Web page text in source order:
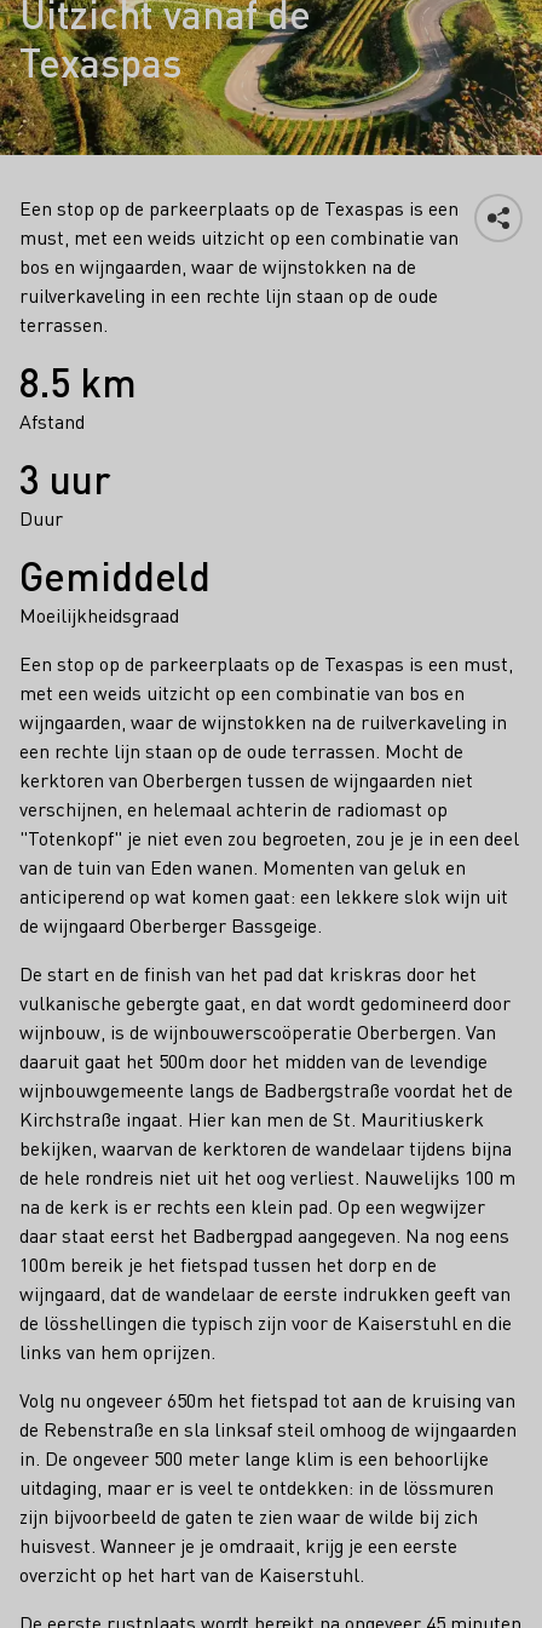
Uitzicht vanaf de
Texaspas
Een stop op de parkeerplaats op de Texaspas is een
must, met een weids uitzicht op een combinatie van
bos en wijngaarden, waar de wijnstokken na de
ruilverkaveling in een rechte lijn staan op de oude
terrassen.
Feiten
8.5 km
Afstand
3 uur
Duur
Gemiddeld
Moeilijkheidsgraad
Een stop op de parkeerplaats op de Texaspas is een must,
met een weids uitzicht op een combinatie van bos en
wijngaarden, waar de wijnstokken na de ruilverkaveling in
een rechte lijn staan op de oude terrassen. Mocht de
kerktoren van Oberbergen tussen de wijngaarden niet
verschijnen, en helemaal achterin de radiomast op
"Totenkopf" je niet even zou begroeten, zou je je in een deel
van de tuin van Eden wanen. Momenten van geluk en
anticiperend op wat komen gaat: een lekkere slok wijn uit
de wijngaard Oberberger Bassgeige.
De start en de finish van het pad dat kriskras door het
vulkanische gebergte gaat, en dat wordt gedomineerd door
wijnbouw, is de wijnbouwerscoöperatie Oberbergen. Van
daaruit gaat het 500m door het midden van de levendige
wijnbouwgemeente langs de Badbergstraße voordat het de
Kirchstraße ingaat. Hier kan men de St. Mauritiuskerk
bekijken, waarvan de kerktoren de wandelaar tijdens bijna
de hele rondreis niet uit het oog verliest. Nauwelijks 100 m
na de kerk is er rechts een klein pad. Op een wegwijzer
daar staat eerst het Badbergpad aangegeven. Na nog eens
100m bereik je het fietspad tussen het dorp en de
wijngaard, dat de wandelaar de eerste indrukken geeft van
de lösshellingen die typisch zijn voor de Kaiserstuhl en die
links van hem oprijzen.
Volg nu ongeveer 650m het fietspad tot aan de kruising van
de Rebenstraße en sla linksaf steil omhoog de wijngaarden
in. De ongeveer 500 meter lange klim is een behoorlijke
uitdaging, maar er is veel te ontdekken: in de lössmuren
zijn bijvoorbeeld de gaten te zien waar de wilde bij zich
huisvest. Wanneer je je omdraait, krijg je een eerste
overzicht op het hart van de Kaiserstuhl.
De eerste rustplaats wordt bereikt na ongeveer 45 minuten